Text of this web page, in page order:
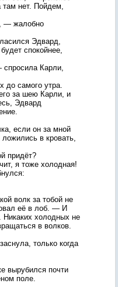
там нет. Пойдем,
— жалобно
Эдвард,
спокойнее,
Карли,
самого утра.
за шею Карли, и
Эдвард
если он за мной
в кровать,
придёт?
я тоже холодная!
волк за тобой не
её в лоб. — И
Никаких холодных не
в волков.
только когда
вырубился почти
поле.